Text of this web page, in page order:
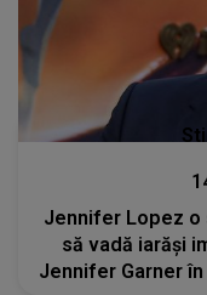
Jennifer Lopez
să vadă iarăși
Jennifer Garner